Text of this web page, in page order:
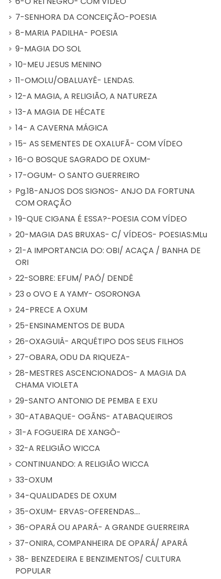
7-SENHORA DA CONCEIÇÃO-POESIA
8-MARIA PADILHA- POESIA
9-MAGIA DO SOL
10-MEU JESUS MENINO
11-OMOLU/OBALUAYÊ- LENDAS.
12-A MAGIA, A RELIGIÃO, A NATUREZA
13-A MAGIA DE HÉCATE
14- A CAVERNA MÁGICA
15- AS SEMENTES DE OXALUFÃ- COM VÍDEO
16-O BOSQUE SAGRADO DE OXUM-
17-OGUM- O SANTO GUERREIRO
Pg.18-ANJOS DOS SIGNOS- ANJO DA FORTUNA
COM ORAÇÃO
19-QUE CIGANA É ESSA?-POESIA COM VÍDEO
20-MAGIA DAS BRUXAS- C/ VÍDEOS- POESIAS:MLu
21-A IMPORTANCIA DO: OBI/ ACAÇA / BANHA DE
ORI
22-SOBRE: EFUM/ PAÓ/ DENDÊ
23 o OVO E A YAMY- OSORONGA
24-PRECE A OXUM
25-ENSINAMENTOS DE BUDA
26-OXAGUIÂ- ARQUÉTIPO DOS SEUS FILHOS
27-OBARA, ODU DA RIQUEZA-
28-MESTRES ASCENCIONADOS- A MAGIA DA
CHAMA VIOLETA
29-SANTO ANTONIO DE PEMBA E EXU
30-ATABAQUE- OGÃNS- ATABAQUEIROS
31-A FOGUEIRA DE XANGÔ-
32-A RELIGIÃO WICCA
CONTINUANDO: A RELIGIÃO WICCA
33-OXUM
34-QUALIDADES DE OXUM
35-OXUM- ERVAS-OFERENDAS....
36-OPARÁ OU APARÁ- A GRANDE GUERREIRA
37-ONIRA, COMPANHEIRA DE OPARÁ/ APARÁ
38- BENZEDEIRA E BENZIMENTOS/ CULTURA
POPULAR